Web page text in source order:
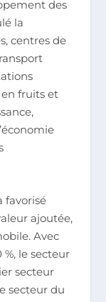
des
la
centres de
fruits et
favorisé
ajoutée,
Avec
le secteur
secteur
secteur du